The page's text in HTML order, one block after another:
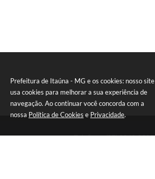
Prefeitura de Itaúna - MG e os cookies: nosso site
usa cookies para melhorar a sua experiência de
navegação. Ao continuar você concorda com a
nossa Política de Cookies e Privacidade.
Telefone: (37) 3249-9500